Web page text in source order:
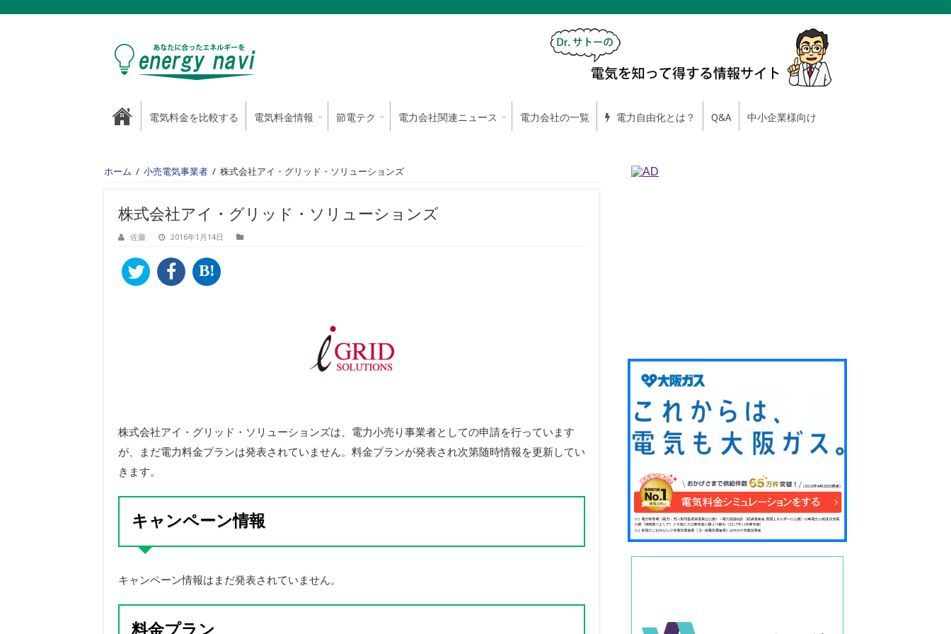
電気料金を比較する 電気料金情報 節電テク 電力会社関連ニュース 電力会社の一覧 電力自由化とは？ Q&A 中小企業様向け
ホーム / 小売電気事業者 / 株式会社アイ・グリッド・ソリューションズ
株式会社アイ・グリッド・ソリューションズ
佐藤 2016年1月14日
B!
株式会社アイ・グリッド・ソリューションズは、電力小売り事業者としての申請を行っています
が、まだ電力料金プランは発表されていません。料金プランが発表され次第随時情報を更新してい
きます。
キャンペーン情報
キャンペーン情報はまだ発表されていません。
料金プラン